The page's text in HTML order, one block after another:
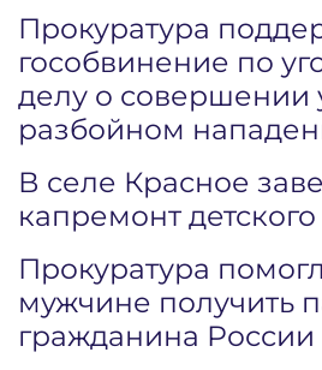
Прокуратура
гособвинение по
делу о совершении
разбойном
В селе Красное
капремонт детского
Прокуратура
мужчине получить
гражданина России